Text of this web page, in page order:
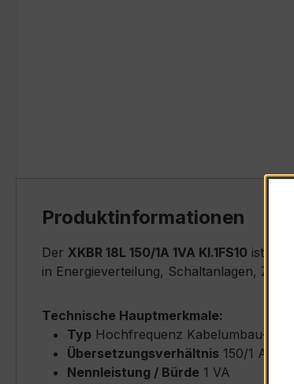
Produktinformationen
Der XKBR 18L 150/1A 1VA Kl.1FS10 ist ein
in Energieverteilung, Schaltanlagen,
Technische Hauptmerkmale:
Typ Hochfrequenz Kabelumbau-
Übersetzungsverhältnis 150/1 A
Nennleistung / Bürde 1 VA